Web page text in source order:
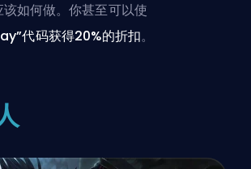
如何做。你甚至可以使
代码获得20%的折扣。